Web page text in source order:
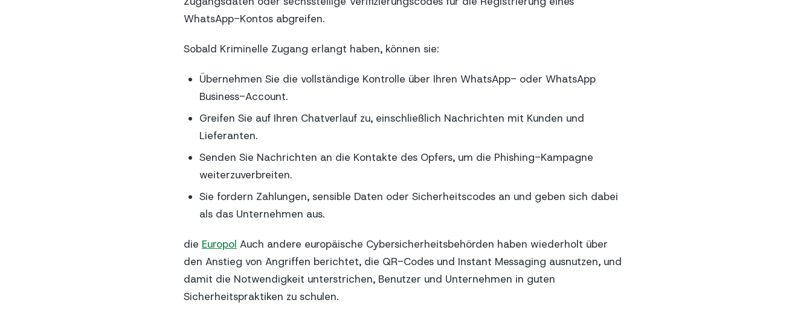
WhatsApp-Kontos abgreifen.
Sobald Kriminelle Zugang erlangt haben, können sie:
Übernehmen Sie die vollständige Kontrolle über Ihren WhatsApp- oder WhatsApp
Business-Account.
Greifen Sie auf Ihren Chatverlauf zu, einschließlich Nachrichten mit Kunden und
Lieferanten.
Senden Sie Nachrichten an die Kontakte des Opfers, um die Phishing-Kampagne
weiterzuverbreiten.
Sie fordern Zahlungen, sensible Daten oder Sicherheitscodes an und geben sich dabei
als das Unternehmen aus.
die Europol Auch andere europäische Cybersicherheitsbehörden haben wiederholt über
den Anstieg von Angriffen berichtet, die QR-Codes und Instant Messaging ausnutzen, und
damit die Notwendigkeit unterstrichen, Benutzer und Unternehmen in guten
Sicherheitspraktiken zu schulen.